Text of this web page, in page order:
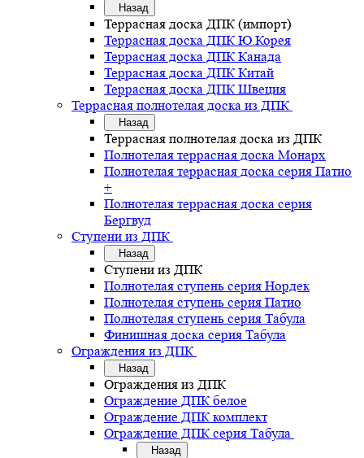
Назад
Террасная доска ДПК (импорт)
Террасная доска ДПК Ю.Корея
Террасная доска ДПК Канада
Террасная доска ДПК Китай
Террасная доска ДПК Швеция
Террасная полнотелая доска из ДПК
Назад
Террасная полнотелая доска из ДПК
Полнотелая террасная доска Монарх
Полнотелая террасная доска серия Патио
+
Полнотелая террасная доска серия
Бергвуд
Ступени из ДПК
Назад
Ступени из ДПК
Полнотелая ступень серия Нордек
Полнотелая ступень серия Патио
Полнотелая ступень серия Табула
Финишная доска серия Табула
Ограждения из ДПК
Назад
Ограждения из ДПК
Ограждение ДПК белое
Ограждение ДПК комплект
Ограждение ДПК серия Табула
Назад